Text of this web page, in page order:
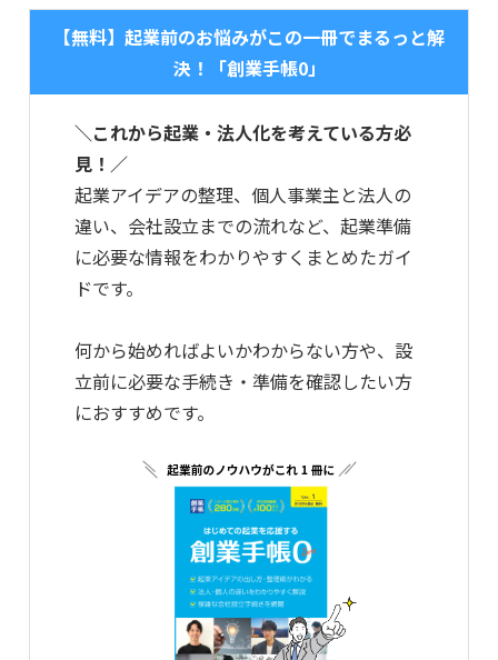
【無料】起業前のお悩みがこの一冊でまるっと解
決！「創業手帳0」
＼これから起業・法人化を考えている方必
見！／
起業アイデアの整理、個人事業主と法人の
違い、会社設立までの流れなど、起業準備
に必要な情報をわかりやすくまとめたガイ
ドです。
何から始めればよいかわからない方や、設
立前に必要な手続き・準備を確認したい方
におすすめです。